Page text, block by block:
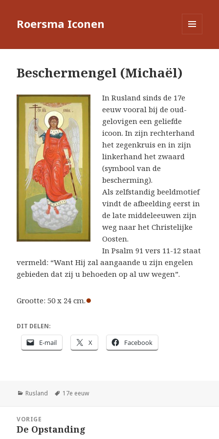
Roersma Iconen
Beschermengel (Michaël)
In Rusland sinds de 17e
eeuw vooral bij de oud-
gelovigen een geliefde
icoon. In zijn rechterhand
het zegenkruis en in zijn
linkerhand het zwaard
(symbool van de
bescherming).
Als zelfstandig beeldmotief
vindt de afbeelding eerst in
de late middeleeuwen zijn
weg naar het Christelijke
Oosten.
In Psalm 91 vers 11-12 staat
vermeld: “Want Hij zal aangaande u zijn engelen
gebieden dat zij u behoeden op al uw wegen”.
Grootte: 50 x 24 cm.●
DIT DELEN:
E-mail X Facebook
Categorieën
Rusland Tags
17e eeuw
navigatie
VORIGE
Vorig
De Opstanding